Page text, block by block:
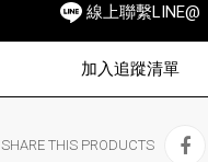
線上聯繫LINE@
加入追蹤清單
SHARE THIS PRODUCTS